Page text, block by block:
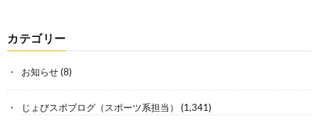
カテゴリー
お知らせ(8)
じょびスポブログ（スポーツ系担当） (1,341)